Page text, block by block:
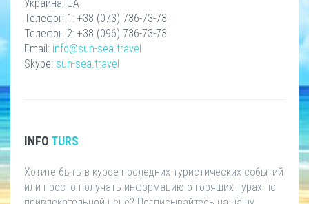
Украина, UA
Телефон 1: +38 (073) 736-73-73
Телефон 2: +38 (096) 736-73-73
Email: info@sun-sea.travel
Skype: sun-sea.travel
INFO TURS
Хотите быть в курсе последних туристических событий
или просто получать информацию о горящих турах по